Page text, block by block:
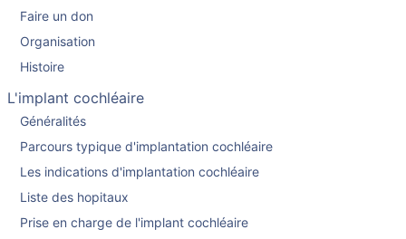
Faire un don
Organisation
Histoire
L'implant cochléaire
Généralités
Parcours typique d'implantation cochléaire
Les indications d'implantation cochléaire
Liste des hopitaux
Prise en charge de l'implant cochléaire